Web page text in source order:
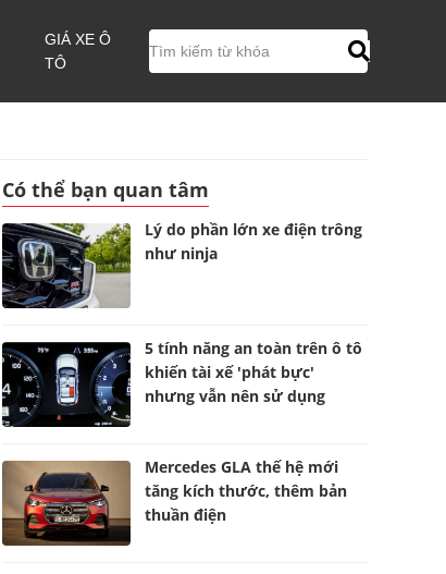
GIÁ XE Ô
TÔ
Có thể bạn quan tâm
Lý do phần lớn xe điện trông
như ninja
5 tính năng an toàn trên ô tô
khiến tài xế 'phát bực'
nhưng vẫn nên sử dụng
Mercedes GLA thế hệ mới
tăng kích thước, thêm bản
thuần điện